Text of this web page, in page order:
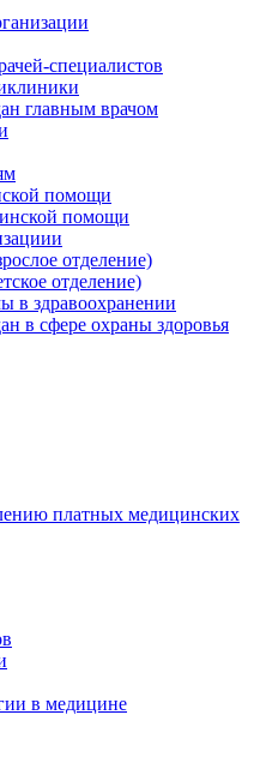
специалистов
главным врачом
помощи
помощи
отделение)
отделение)
в здравоохранении
в сфере охраны здоровья
платных медицинских
в медицине